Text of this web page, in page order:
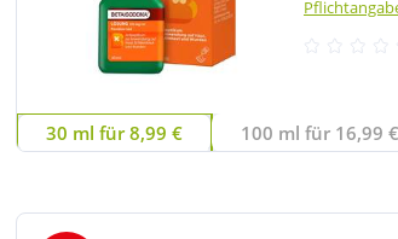
30 ml für 8,99 € 100 ml für 16,99 €